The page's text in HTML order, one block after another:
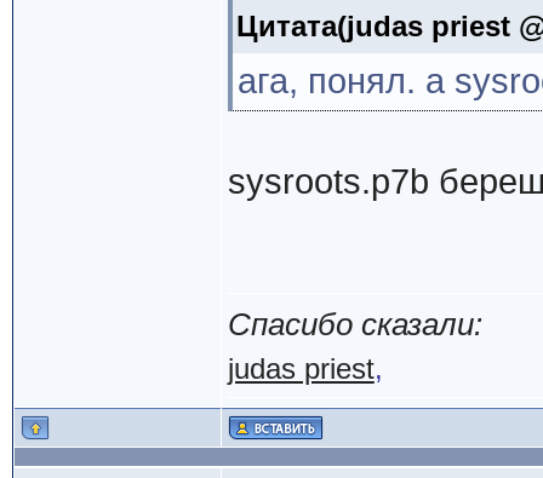
Цитата(judas priest
ага, понял. а
sysroots.p7b
Спасибо сказали:
judas priest,